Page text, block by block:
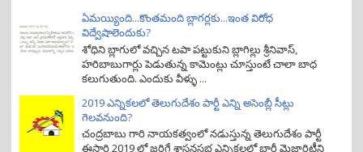
ఏమయ్యింది...కొంతమంది బ్లాగర్లకు...ఇంత విరోధ
విద్వేషాలెందుకు?
శోధిని బ్లాగులో వచ్చిన టపా పట్టుకుని బ్లాగిల్లు శ్రీనివాస్,
హరిబాబుగార్లు పెడుతున్న కామెంట్లు చూస్తుంటే చాలా బాధ
కలుగుతుంది. ఎందుకు వీళ్ళు ...
2019 ఎన్నికలలో తెలుగుదేశం పార్టీ ఎన్ని అసెంబ్లీ సీట్లు
గెలవనుంది?
చంద్రబాబు గారి నాయకత్వంలో నడుస్తున్న తెలుగుదేశం పార్టీ
ఈసారి 2019 లో జరిగే శాసనసభ ఎన్నికలలో భారీ మెజారిటీని